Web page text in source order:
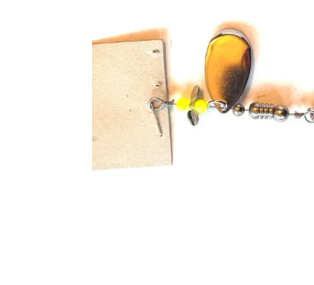
Japan, wie Yarie,
Antem Dohna,
Mukai und Soorex
Pro Softbaits.
Zusätzlich
umfasst das